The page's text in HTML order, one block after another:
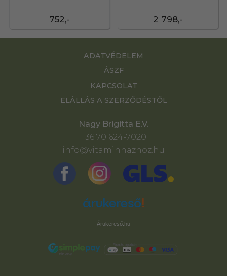
752,- 2 798,-
ADATVÉDELEM
ÁSZF
KAPCSOLAT
ELÁLLÁS A SZERZŐDÉSTŐL
Nagy Brigitta E.V.
+36 70 624-7020
info@vitaminhazhoz.hu
Árukereső.hu